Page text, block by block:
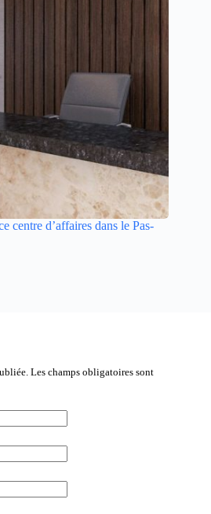
centre d’affaires dans le Pas-
Les champs obligatoires sont